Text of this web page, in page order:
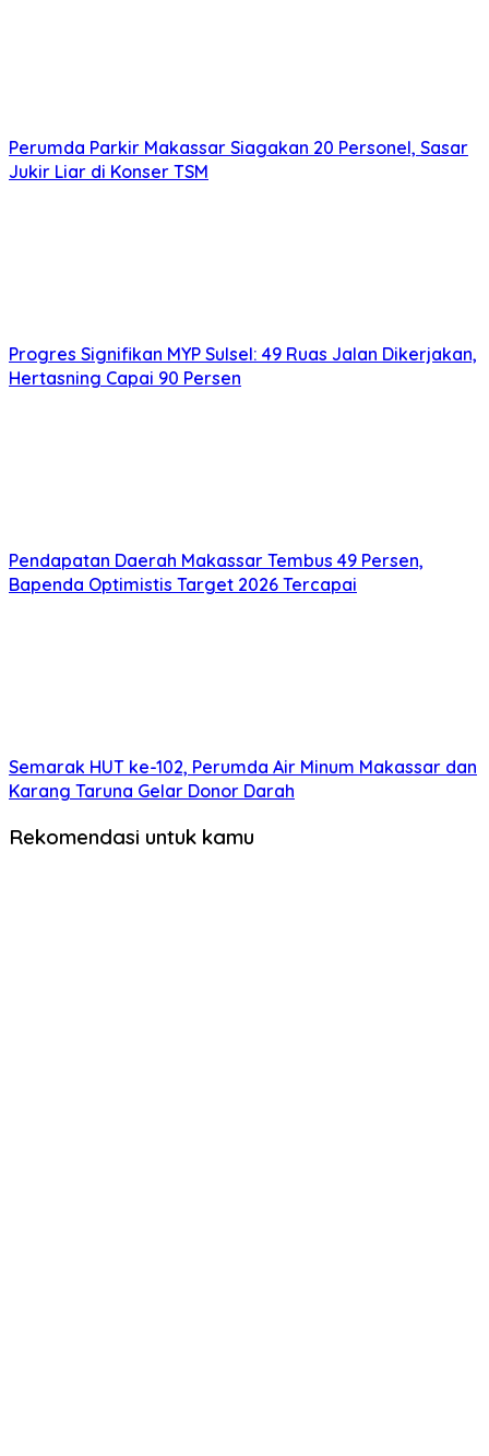
Perumda Parkir Makassar Siagakan 20 Personel, Sasar
Jukir Liar di Konser TSM
Progres Signifikan MYP Sulsel: 49 Ruas Jalan Dikerjakan,
Hertasning Capai 90 Persen
Pendapatan Daerah Makassar Tembus 49 Persen,
Bapenda Optimistis Target 2026 Tercapai
Semarak HUT ke-102, Perumda Air Minum Makassar dan
Karang Taruna Gelar Donor Darah
Rekomendasi untuk kamu